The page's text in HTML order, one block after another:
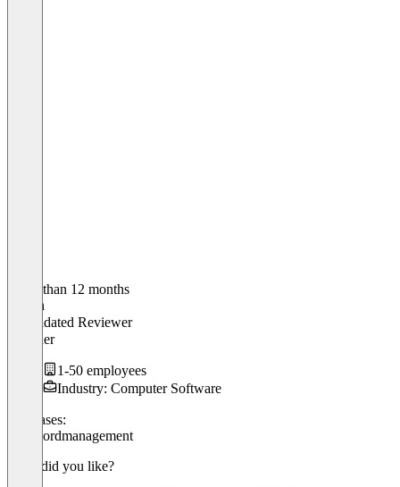
Older than 12 months
Martin
Validated Reviewer
Gründer
1-50 employees
Industry: Computer Software
Use cases:
Passwordmanagement
What did you like?